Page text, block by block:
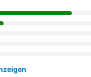
herzlich und
empfiehlt es sich, ein